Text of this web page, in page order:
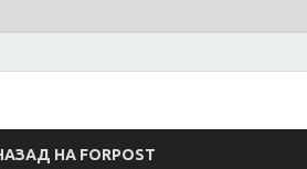
НА FORPOST